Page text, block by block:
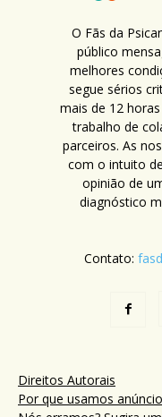
O Fãs da
público
melhores
segue sérios
mais de 12
trabalho de
parceiros. As
com o intuito
opinião de
diagnóstico
Contato:
Direitos Autorais
Por que usamos